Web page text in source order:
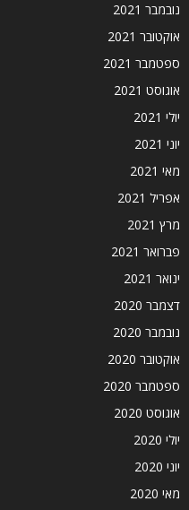
נובמבר 2021
אוקטובר 2021
ספטמבר 2021
אוגוסט 2021
יולי 2021
יוני 2021
מאי 2021
אפריל 2021
מרץ 2021
פברואר 2021
ינואר 2021
דצמבר 2020
נובמבר 2020
אוקטובר 2020
ספטמבר 2020
אוגוסט 2020
יולי 2020
יוני 2020
מאי 2020